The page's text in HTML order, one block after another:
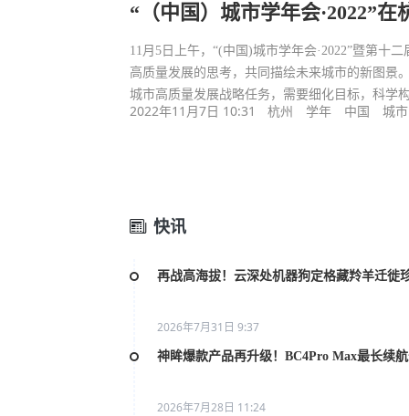
“（中国）城市学年会·2022”在
11月5日上午，“(中国)城市学年会·2022”暨第十
高质量发展的思考，共同描绘未来城市的新图景
城市高质量发展战略任务，需要细化目标，科学
2022年11月7日 10:31 杭州 学年 中国 城市
快讯
再战高海拔！云深处机器狗定格藏羚羊迁徙
2026年7月31日 9:37
神眸爆款产品再升级！BC4Pro Max最长续
2026年7月28日 11:24